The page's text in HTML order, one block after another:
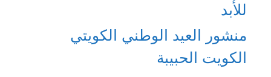
للأبد
منشور العيد الوطني الكويتي
الكويت الحبيبة